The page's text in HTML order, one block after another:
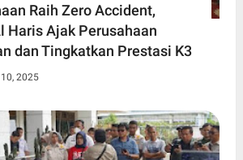
Raih Zero Accident,
Haris Ajak Perusahaan
dan Tingkatkan Prestasi K3
2025